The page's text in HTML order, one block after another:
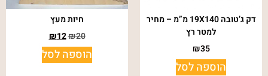
דק ג’טובה 19X140 מ”מ – מחיר
למטר רץ
₪35
הוספה לסל
חיות מעץ
₪20
₪12
הוספה לסל